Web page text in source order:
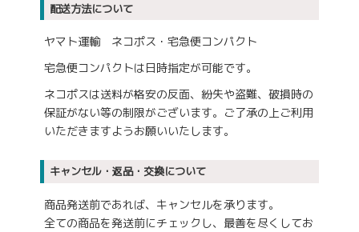
配送方法について
ヤマト運輸 ネコポス・宅急便コンパクト
宅急便コンパクトは日時指定が可能です。
ネコポスは送料が格安の反面、紛失や盗難、破損時の
保証がない等の制限がございます。ご了承の上ご利用
いただきますようお願いいたします。
キャンセル・返品・交換について
商品発送前であれば、キャンセルを承ります。
全ての商品を発送前にチェックし、最善を尽くしてお